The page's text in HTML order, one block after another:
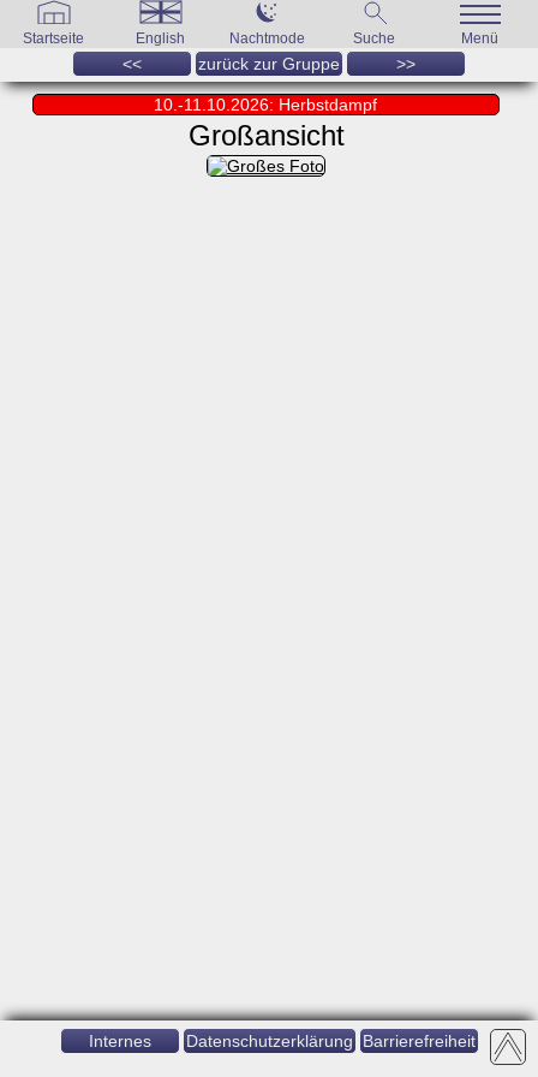
Startseite English Nachtmode Suche Menü
<< zurück zur Gruppe >>
10.-11.10.2026: Herbstdampf
Großansicht
Internes Datenschutzerklärung Barrierefreiheit